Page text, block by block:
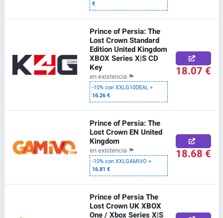
€
Prince of Persia: The
Lost Crown Standard
Edition United Kingdom
XBOX Series X|S CD
Key
en existencia 🏴
-10% con XXLG10DEAL =
16.26 €
18.07 €
Prince of Persia: The
Lost Crown EN United
Kingdom
en existencia 🏴
-10% con XXLGAMIVO =
16.81 €
18.68 €
Prince of Persia The
Lost Crown UK XBOX
One / Xbox Series X|S